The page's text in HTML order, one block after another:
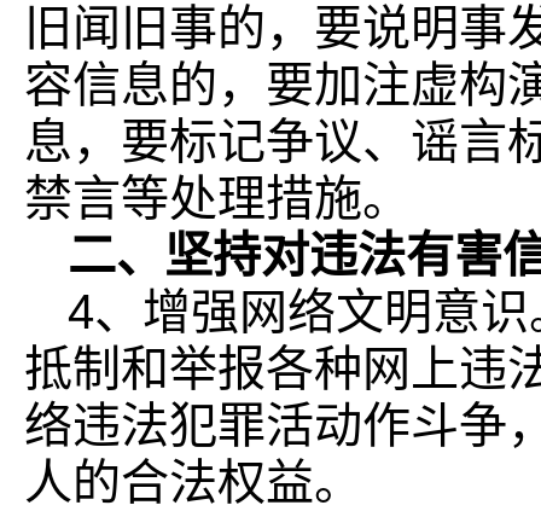
旧闻旧事的，要说明事
容信息的，要加注虚构
息，要标记争议、谣言
禁言等处理措施。
二、坚持对违法有害
4、增强网络文明意
抵制和举报各种网上违
络违法犯罪活动作斗争
人的合法权益。